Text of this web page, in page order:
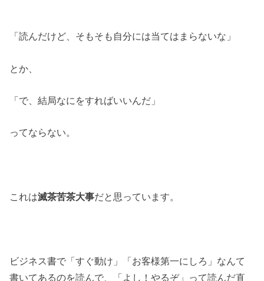
「読んだけど、そもそも自分には当てはまらないな」
とか、
「で、結局なにをすればいいんだ」
ってならない。
これは滅茶苦茶大事だと思っています。
ビジネス書で「すぐ動け」「お客様第一にしろ」なんて
書いてあるのを読んで、「よし！やるぞ」って読んだ直